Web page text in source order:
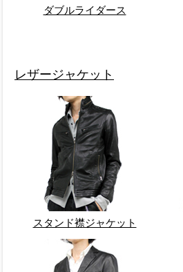
ダブルライダース
レザージャケット
スタンド襟ジャケット